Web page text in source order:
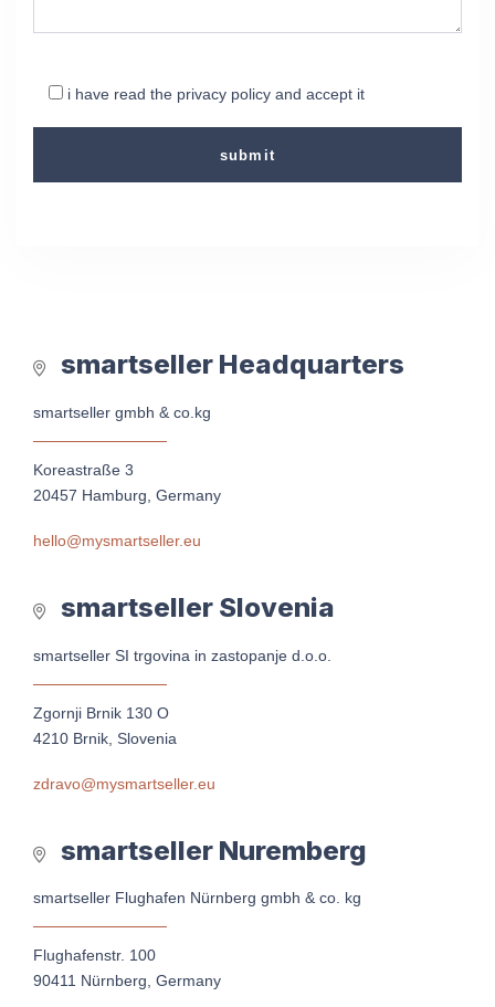
i have read the privacy policy and accept it
smartseller Headquarters
smartseller gmbh & co.kg
Koreastraße 3
20457 Hamburg, Germany
hello@mysmartseller.eu
smartseller Slovenia
smartseller SI trgovina in zastopanje d.o.o.
Zgornji Brnik 130 O
4210 Brnik, Slovenia
zdravo@mysmartseller.eu
smartseller Nuremberg
smartseller Flughafen Nürnberg gmbh & co. kg
Flughafenstr. 100
90411 Nürnberg, Germany